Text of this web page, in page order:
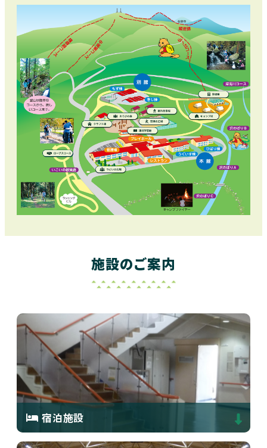
施設のご案内
宿泊施設